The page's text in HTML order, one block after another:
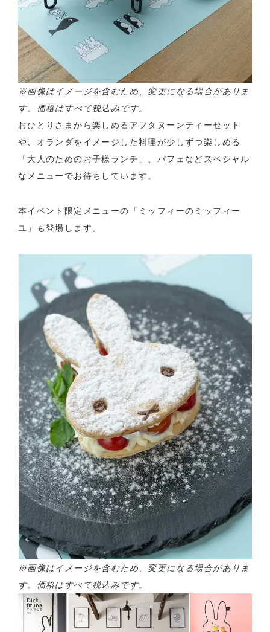
※画像はイメージを含むため、変更になる場合がありま
す。価格はすべて税込みです。
おひとりさまから楽しめるアフタヌーンティーセット
や、オランダをイメージした料理が少しずつ楽しめる
「大人のためのお子様ランチ」、パフェなどスペシャル
なメニューでお待ちしています。
本イベント限定メニューの「ミッフィーのミッフィー
ユ」も登場します。
※画像はイメージを含むため、変更になる場合がありま
す。価格はすべて税込みです。